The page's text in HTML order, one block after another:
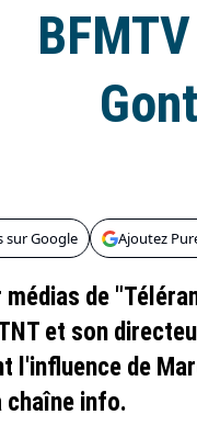
sur Google Ajoutez
médias de
et son
l'influence de
chaîne info.